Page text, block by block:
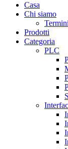
Casa
Chi siamo
Prodotti
Categoria
PLC